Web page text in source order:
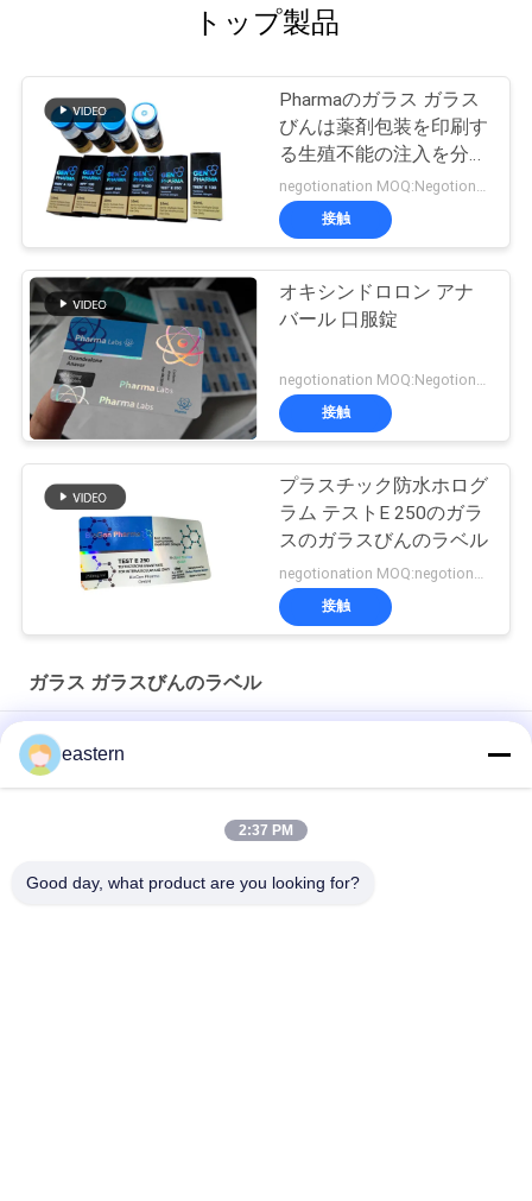
トップ製品
Pharmaのガラス ガラス
びんは薬剤包装を印刷す
る生殖不能の注入を分類
します
negotionation MOQ:Negotionation
接触
オキシンドロロン アナ
バール 口服錠
negotionation MOQ:Negotionation
接触
プラスチック防水ホログ
ラム テストE 250のガラ
スのガラスびんのラベル
接触
ガラス ガラスびんのラベル
ソマトロピン HG 176-191 2mlx10 ラベル付きガラスバイアル
フルセットのPaer Instrutionが付いているトレンアセテートバ
eastern
2:37 PM
Good day, what product are you looking for?